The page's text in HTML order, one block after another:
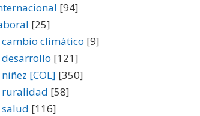
[94]
[25]
climático [9]
[121]
[COL] [350]
ruralidad [58]
[116]